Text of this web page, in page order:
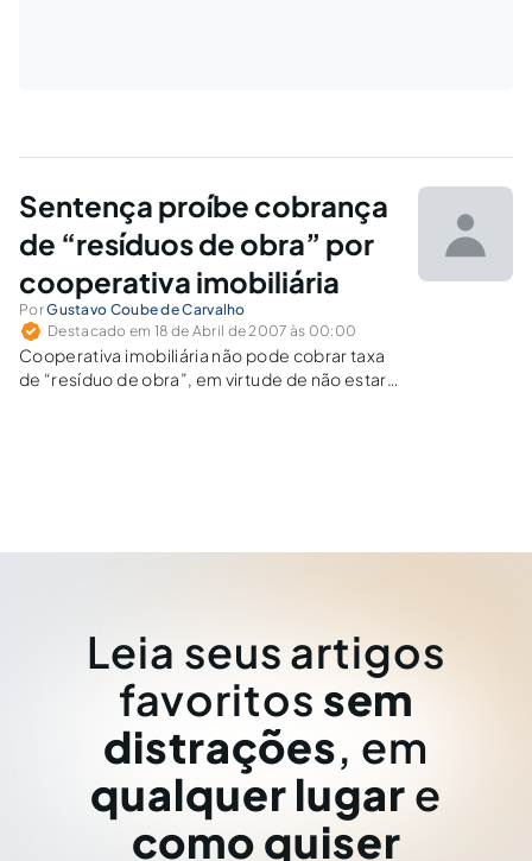
Sentença proíbe cobrança
de “resíduos de obra” por
cooperativa imobiliária
PorGustavo Coube de Carvalho
Destacado em 18 de Abril de 2007 às 00:00
Cooperativa imobiliária não pode cobrar taxa
de “resíduo de obra”, em virtude de não estar
adquirente por não tê-lo efetuado
tempestivamente.
Leia seus artigos
favoritos sem
distrações, em
qualquer lugar e
como quiser